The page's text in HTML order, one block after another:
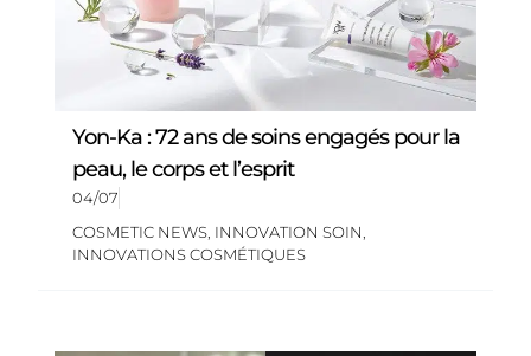
Yon-Ka : 72 ans de soins engagés pour la
peau, le corps et l’esprit
04/07
COSMETIC NEWS, INNOVATION SOIN
INNOVATIONS COSMÉTIQUES